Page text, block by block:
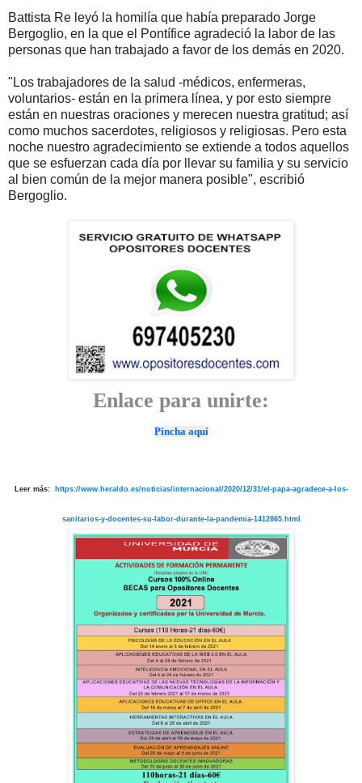
Battista Re leyó la homilía que había preparado Jorge
Bergoglio, en la que el Pontífice agradeció la labor de las
personas que han trabajado a favor de los demás en 2020.
"Los trabajadores de la salud -médicos, enfermeras,
voluntarios- están en la primera línea, y por esto siempre
están en nuestras oraciones y merecen nuestra gratitud; así
como muchos sacerdotes, religiosos y religiosas. Pero esta
noche nuestro agradecimiento se extiende a todos aquellos
que se esfuerzan cada día por llevar su familia y su servicio
al bien común de la mejor manera posible", escribió
Bergoglio.
Enlace para unirte:
Pincha aquí
Leer más: https://www.heraldo.es/noticias/internacional/2020/12/31/el-papa-agradece-a-los-
sanitarios-y-docentes-su-labor-durante-la-pandemia-1412865.html